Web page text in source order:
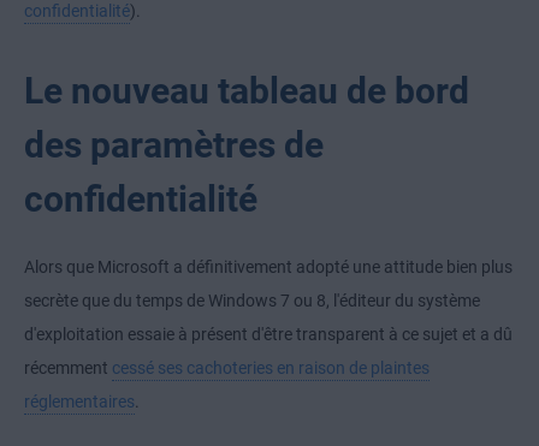
confidentialité).
Le nouveau tableau de bord
des paramètres de
confidentialité
Alors que Microsoft a définitivement adopté une attitude bien plus
secrète que du temps de Windows 7 ou 8, l'éditeur du système
d'exploitation essaie à présent d'être transparent à ce sujet et a dû
récemment cessé ses cachoteries en raison de plaintes
réglementaires.